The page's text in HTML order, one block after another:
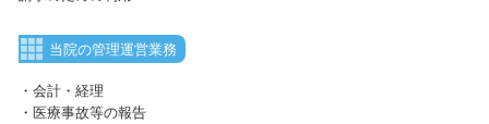
当院の管理運営業務
・会計・経理
・医療事故等の報告